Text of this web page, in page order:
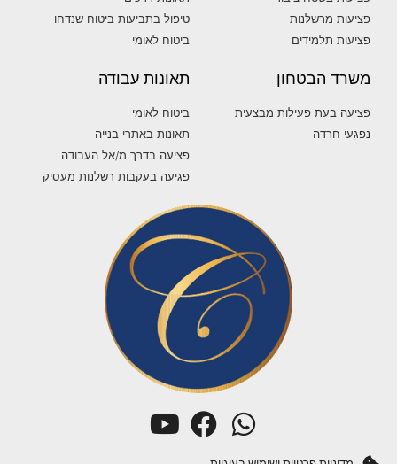
פציעות מרשלנות
פציעות תלמידים
טיפול בתביעות ביטוח שנדחו
ביטוח לאומי
משרד הבטחון
פציעה בעת פעילות מבצעית
נפגעי חרדה
תאונות עבודה
ביטוח לאומי
תאונות באתרי בנייה
פציעה בדרך מ/אל העבודה
פגיעה בעקבות רשלנות מעסיק